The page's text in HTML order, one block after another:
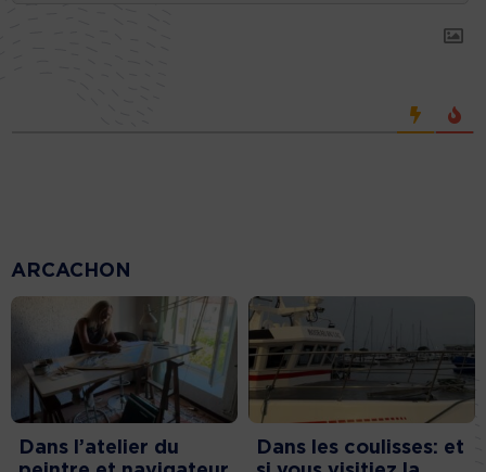
ARCACHON
Dans l’atelier du
Dans les coulisses: et